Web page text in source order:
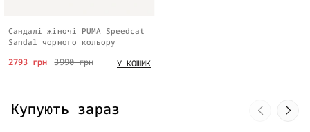
Сандалі жіночі PUMA Speedcat
Sandal чорного кольору
3990 грн
2793 грн У КОШИК
Купують зараз